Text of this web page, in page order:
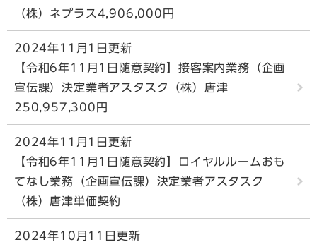
（株）ネプラス4,906,000円
2024年11月1日更新
【令和6年11月1日随意契約】接客案内業務（企画
宣伝課）決定業者アスタスク（株）唐津
250,957,300円
2024年11月1日更新
【令和6年11月1日随意契約】ロイヤルルームおも
てなし業務（企画宣伝課）決定業者アスタスク
（株）唐津単価契約
2024年10月11日更新